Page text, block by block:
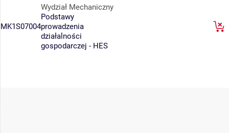
MK1S07004
Wydział Mechaniczny
Podstawy
prowadzenia
działalności
gospodarczej - HES